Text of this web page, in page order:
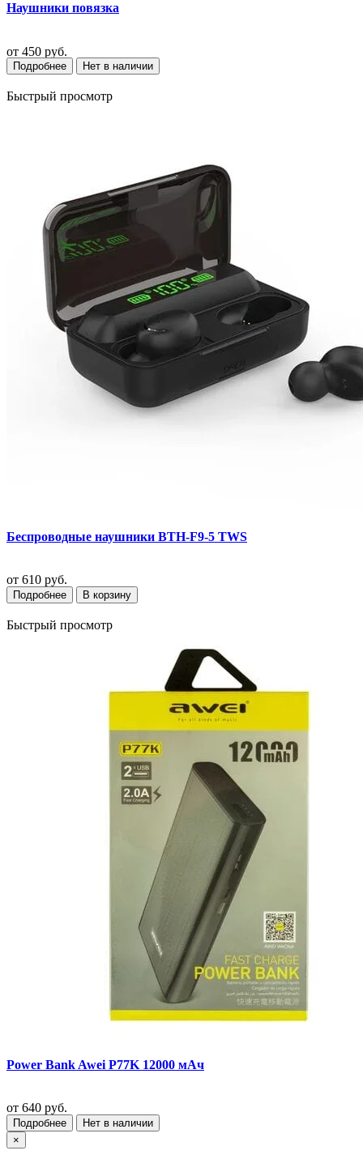
Наушники повязка
от 450 руб.
Подробнее Нет в наличии
Быстрый просмотр
Беспроводные наушники BTH-F9-5 TWS
от 610 руб.
Подробнее В корзину
Быстрый просмотр
Power Bank Awei P77K 12000 мАч
от 640 руб.
Подробнее
Нет в наличии
×